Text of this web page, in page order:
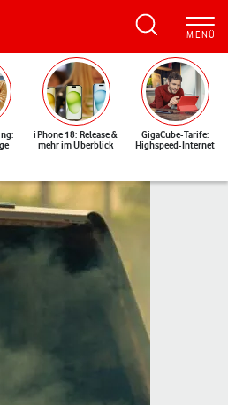
iPhone 18: Release &
mehr im Überblick
GigaCube-Tarife:
Highspeed-Internet